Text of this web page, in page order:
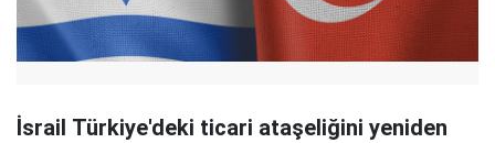
İsrail Türkiye'deki ticari ataşeliğini yeniden